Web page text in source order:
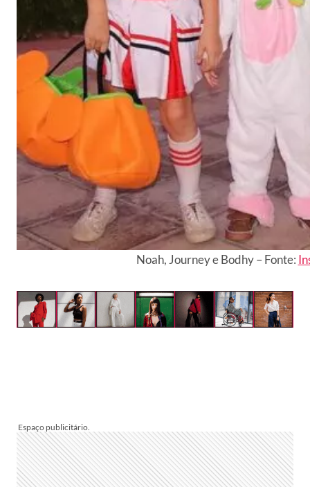
Noah, Journey e Bodhy – Fonte: